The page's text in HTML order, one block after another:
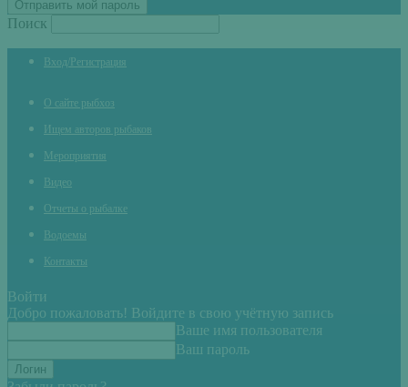
Поиск
Вход/Регистрация
О сайте рыбхоз
Ищем авторов рыбаков
Мероприятия
Видео
Отчеты о рыбалке
Водоемы
Контакты
Войти
Добро пожаловать! Войдите в свою учётную запись
Ваше имя пользователя
Ваш пароль